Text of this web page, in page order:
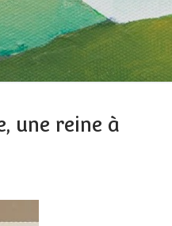
une reine à